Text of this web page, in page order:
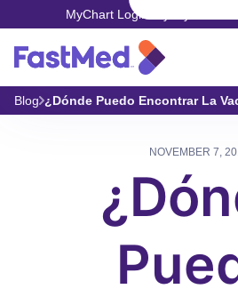
MyChart Login
Blog ¿Dónde Puedo Encontrar La
NOVEMBER 7,